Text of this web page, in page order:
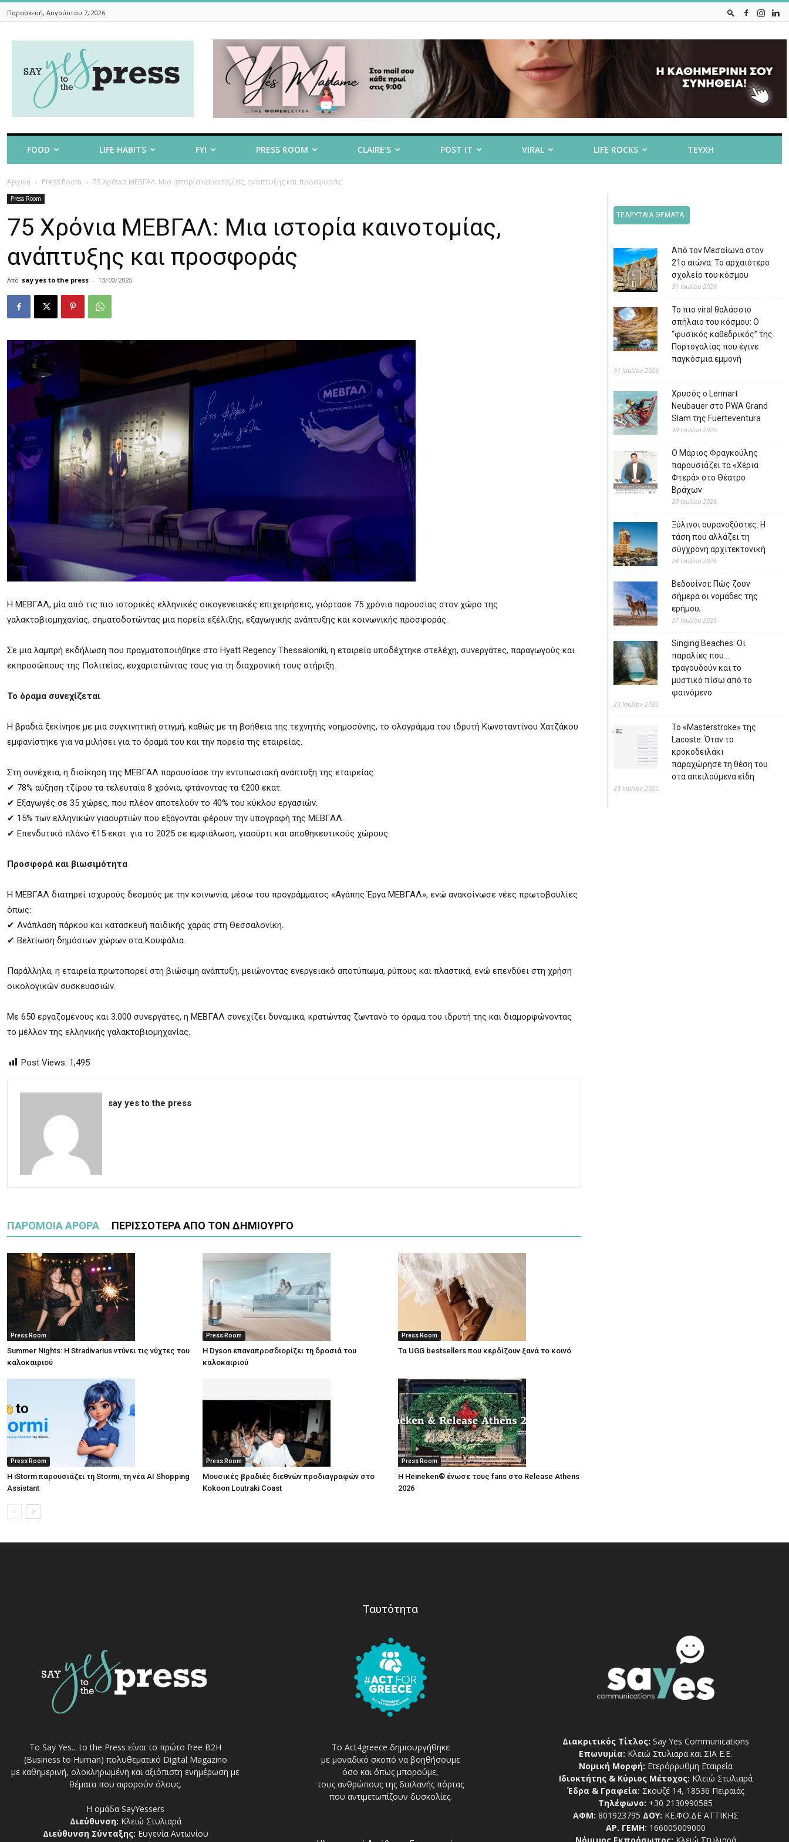
Παρασκευή, Αυγούστου 7, 2026
To
The
FOOD LIFE HABITS FYI PRESS ROOM CLAIRE’S POST IT VIRAL LIFE ROCKS ΤΕΥΧΗ
Αρχική Press Room 75 Χρόνια ΜΕΒΓΑΛ: Μια ιστορία καινοτομίας, ανάπτυξης και προσφοράς
Press Room
75 Χρόνια ΜΕΒΓΑΛ: Μια ιστορία καινοτομίας,
ανάπτυξης και προσφοράς
Από say yes to the press - 13/03/2025
Η ΜΕΒΓΑΛ, μία από τις πιο ιστορικές ελληνικές οικογενειακές επιχειρήσεις, γιόρτασε 75 χρόνια παρουσίας στον χώρο της
γαλακτοβιομηχανίας, σηματοδοτώντας μια πορεία εξέλιξης, εξαγωγικής ανάπτυξης και κοινωνικής προσφοράς.
Σε μια λαμπρή εκδήλωση που πραγματοποιήθηκε στο Hyatt Regency Thessaloniki, η εταιρεία υποδέχτηκε στελέχη, συνεργάτες, παραγωγούς και
εκπροσώπους της Πολιτείας, ευχαριστώντας τους για τη διαχρονική τους στήριξη.
Το όραμα συνεχίζεται
Η βραδιά ξεκίνησε με μια συγκινητική στιγμή, καθώς με τη βοήθεια της τεχνητής νοημοσύνης, το ολογράμμα του ιδρυτή Κωνσταντίνου Χατζάκου
εμφανίστηκε για να μιλήσει για το όραμά του και την πορεία της εταιρείας.
Στη συνέχεια, η διοίκηση της ΜΕΒΓΑΛ παρουσίασε την εντυπωσιακή ανάπτυξη της εταιρείας:
✔ 78% αύξηση τζίρου τα τελευταία 8 χρόνια, φτάνοντας τα €200 εκατ.
✔ Εξαγωγές σε 35 χώρες, που πλέον αποτελούν το 40% του κύκλου εργασιών.
✔ 15% των ελληνικών γιαουρτιών που εξάγονται φέρουν την υπογραφή της ΜΕΒΓΑΛ.
✔ Επενδυτικό πλάνο €15 εκατ. για το 2025 σε εμφιάλωση, γιαούρτι και αποθηκευτικούς χώρους.
Προσφορά και βιωσιμότητα
Η ΜΕΒΓΑΛ διατηρεί ισχυρούς δεσμούς με την κοινωνία, μέσω του προγράμματος «Αγάπης Έργα ΜΕΒΓΑΛ», ενώ ανακοίνωσε νέες πρωτοβουλίες
όπως:
✔ Ανάπλαση πάρκου και κατασκευή παιδικής χαράς στη Θεσσαλονίκη.
✔ Βελτίωση δημόσιων χώρων στα Κουφάλια.
Παράλληλα, η εταιρεία πρωτοπορεί στη βιώσιμη ανάπτυξη, μειώνοντας ενεργειακό αποτύπωμα, ρύπους και πλαστικά, ενώ επενδύει στη χρήση
οικολογικών συσκευασιών.
Με 650 εργαζομένους και 3.000 συνεργάτες, η ΜΕΒΓΑΛ συνεχίζει δυναμικά, κρατώντας ζωντανό το όραμα του ιδρυτή της και διαμορφώνοντας
το μέλλον της ελληνικής γαλακτοβιομηχανίας.
Post Views: 1,495
say yes to the press
ΠΑΡΟΜΟΙΑ ΑΡΘΡΑ ΠΕΡΙΣΣΟΤΕΡΑ ΑΠΟ ΤΟΝ ΔΗΜΙΟΥΡΓΟ
Press Room
Summer Nights: Η Stradivarius ντύνει τις νύχτες του
καλοκαιριού
Press Room
Η Dyson επαναπροσδιορίζει τη δροσιά του
καλοκαιριού
Press Room
Τα UGG bestsellers που κερδίζουν ξανά το κοινό
Press Room
Η iStorm παρουσιάζει τη Stormi, τη νέα AI Shopping
Assistant
Press Room
Μουσικές βραδιές διεθνών προδιαγραφών στο
Kokoon Loutraki Coast
Press Room
Η Heineken® ένωσε τους fans στο Release Athens
2026
ΤΕΛΕΥΤΑΙΑ ΘΕΜΑΤΑ
Από τον Μεσαίωνα στον
21ο αιώνα: Το αρχαιότερο
σχολείο του κόσμου
31 Ιουλίου 2026
Το πιο viral θαλάσσιο
σπήλαιο του κόσμου: Ο
“φυσικός καθεδρικός” της
Πορτογαλίας που έγινε
παγκόσμια εμμονή
31 Ιουλίου 2026
Χρυσός ο Lennart
Neubauer στο PWA Grand
Slam της Fuerteventura
30 Ιουλίου 2026
Ο Μάριος Φραγκούλης
παρουσιάζει τα «Χέρια
Φτερά» στο Θέατρο
Βράχων
29 Ιουλίου 2026
Ξύλινοι ουρανοξύστες: Η
τάση που αλλάζει τη
σύγχρονη αρχιτεκτονική
28 Ιουλίου 2026
Βεδουίνοι: Πώς ζουν
σήμερα οι νομάδες της
ερήμου;
27 Ιουλίου 2026
Singing Beaches: Οι
παραλίες που…
τραγουδούν και το
μυστικό πίσω από το
φαινόμενο
23 Ιουλίου 2026
Το «Masterstroke» της
Lacoste: Όταν το
κροκοδειλάκι
παραχώρησε τη θέση του
στα απειλούμενα είδη
23 Ιουλίου 2026
Το Say Yes... to the Press είναι το πρώτο free Β2Η
(Business to Human) πολυθεματικό Digital Magazino
με καθημερινή, ολοκληρωμένη και αξιόπιστη ενημέρωση με
θέματα που αφορούν όλους.
Η ομάδα SayYessers
Διεύθυνση: Κλειώ Στυλιαρά
Διεύθυνση Σύνταξης: Ευγενία Αντωνίου
Ταυτότητα
Το Act4greece δημιουργήθηκε
με μοναδικό σκοπό να βοηθήσουμε
όσο και όπως μπορούμε,
τους ανθρώπους της διπλανής πόρτας
που αντιμετωπίζουν δυσκολίες.
Διακριτικός Τίτλος: Say Yes Communications
Επωνυμία: Κλειώ Στυλιαρά και ΣΙΑ Ε.Ε.
Νομική Μορφή: Ετερόρρυθμη Εταιρεία
Ιδιοκτήτης & Κύριος Μέτοχος: Κλειώ Στυλιαρά
Έδρα & Γραφεία: Σκουζέ 14, 18536 Πειραιάς
Τηλέφωνο: +30 2130990585
ΑΦΜ: 801923795 ΔΟΥ: ΚΕ.ΦΟ.ΔΕ ΑΤΤΙΚΗΣ
ΑΡ. ΓΕΜΗ: 166005009000
Νόμιμος Εκπρόσωπος: Κλειώ Στυλιαρά